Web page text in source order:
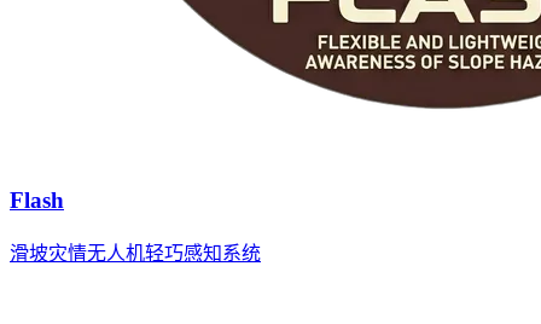
Flash
滑坡灾情无人机轻巧感知系统